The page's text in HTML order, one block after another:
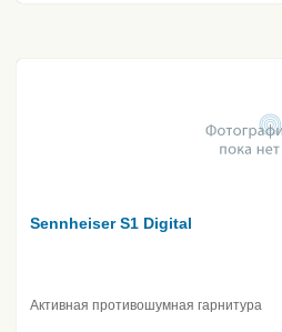
Sennheiser S1 Digital
Активная противошумная гарнитура